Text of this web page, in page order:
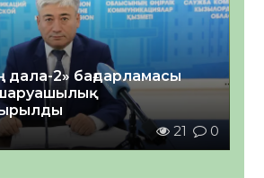
дала-2» бағдарламасы
21 0